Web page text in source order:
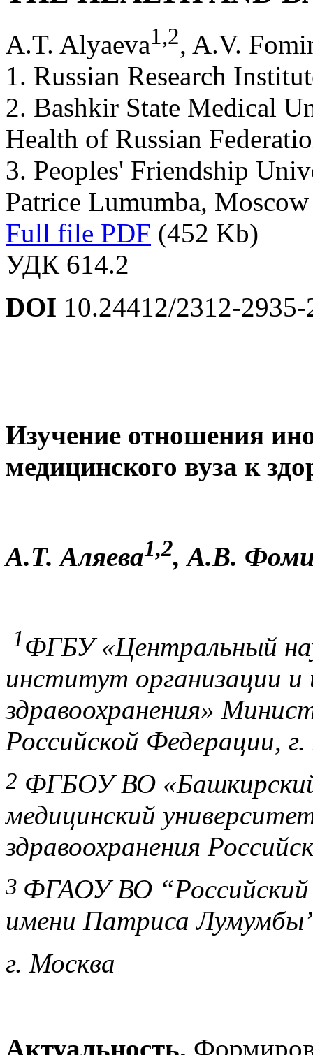
A.T. Alyaeva1,2, A.V.
1. Russian Research
2. Bashkir State Medical
Health of Russian
3. Peoples' Friendship
Patrice Lumumba, Moscow
Full file PDF (452 Kb)
УДК 614.2
DOI 10.24412/2312-
Изучение отношения
медицинского вуза к
А.Т. Аляева1,2, А.В.
1ФГБУ «Центральный
институт организации
здравоохранения»
Российской Федерации,
2 ФГБОУ ВО
медицинский
здравоохранения
3 ФГАОУ ВО
имени Патриса
г. Москва
Актуальность.